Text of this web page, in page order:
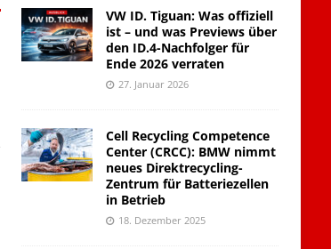
VW ID. Tiguan: Was offiziell
ist – und was Previews über
den ID.4-Nachfolger für
Ende 2026 verraten
27. Januar 2026
Cell Recycling Competence
Center (CRCC): BMW nimmt
neues Direktrecycling-
Zentrum für Batteriezellen
in Betrieb
18. Dezember 2025